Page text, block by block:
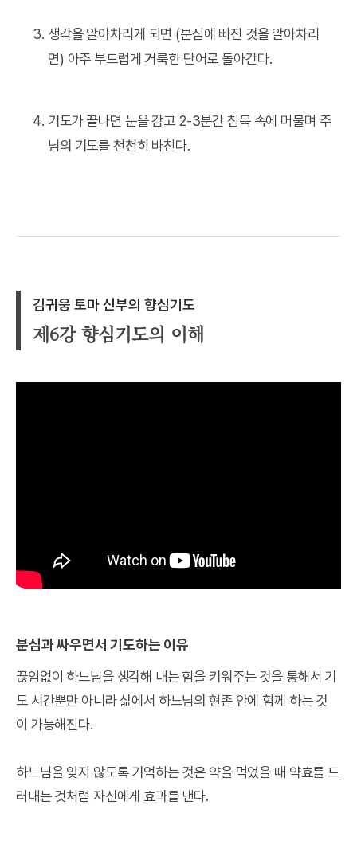
생각을 알아차리게 되면 (분심에 빠진 것을 알아차리
면) 아주 부드럽게 거룩한 단어로 돌아간다.
기도가 끝나면 눈을 감고 2-3분간 침묵 속에 머물며 주
님의 기도를 천천히 바친다.
김귀웅 토마 신부의 향심기도
제6강 향심기도의 이해
분심과 싸우면서 기도하는 이유
끊임없이 하느님을 생각해 내는 힘을 키워주는 것을 통해서 기
도 시간뿐만 아니라 삶에서 하느님의 현존 안에 함께 하는 것
이 가능해진다.
하느님을 잊지 않도록 기억하는 것은 약을 먹었을 때 약효를 드
러내는 것처럼 자신에게 효과를 낸다.